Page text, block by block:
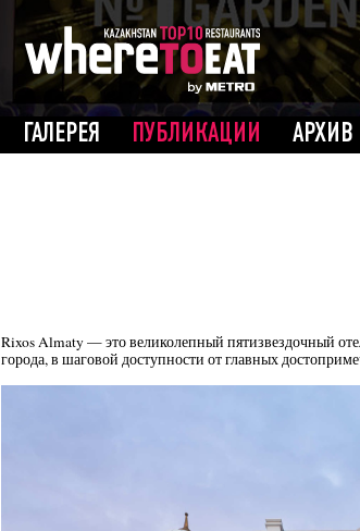
ГАЛЕРЕЯ ПУБЛИКАЦИИ АРХИВ
Rixos Almaty — это великолепный пятизвездочный
города, в шаговой доступности от главных